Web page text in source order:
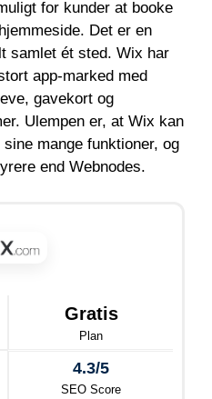
for kunder at booke
Det er en
samlet ét sted. Wix har
app-marked med
gavekort og
Ulempen er, at Wix kan
mange funktioner, og
end Webnodes.
Gratis
Plan
4.3/5
SEO Score